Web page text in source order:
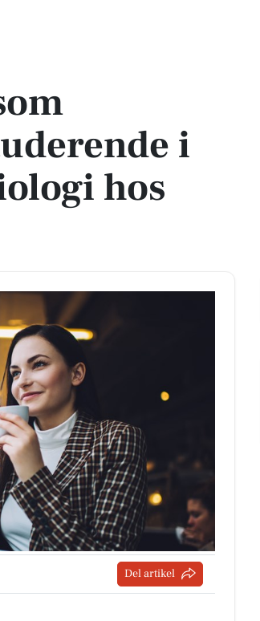
mikrobiologi hos KMA
i
hos
Del artikel